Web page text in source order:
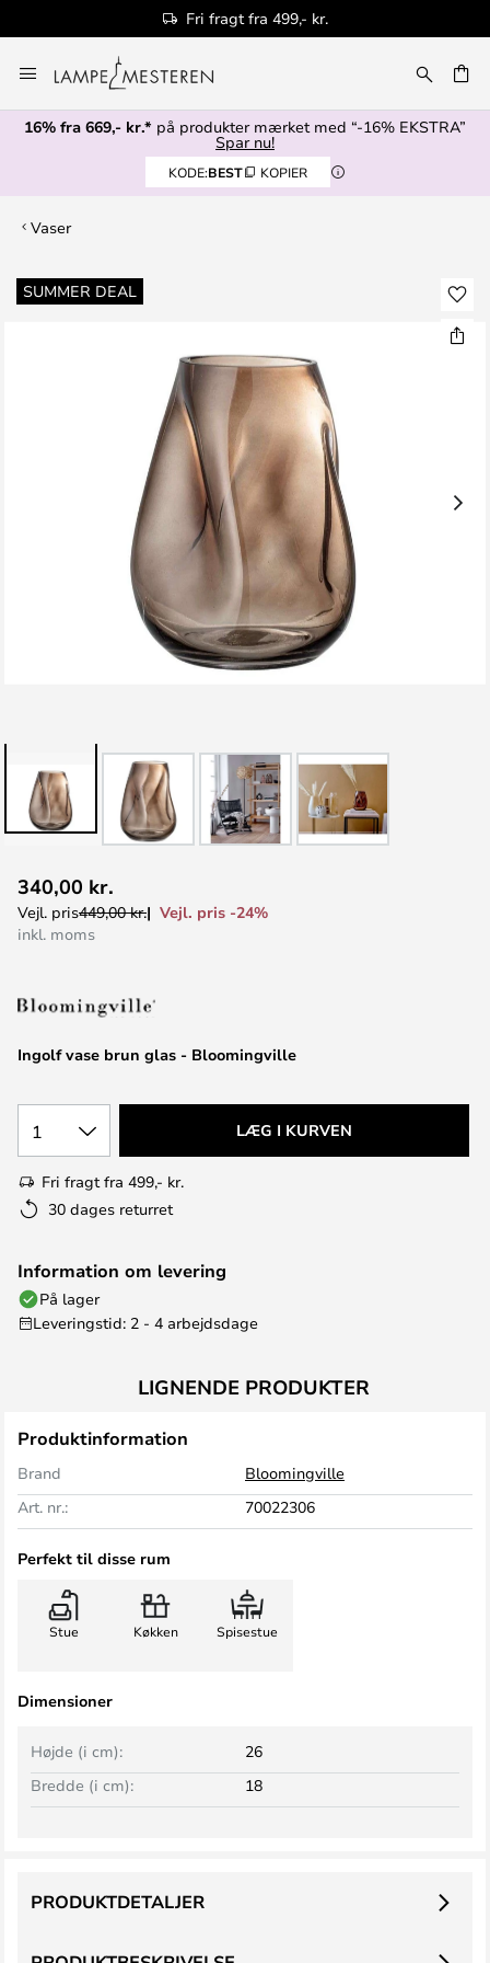
Fri fragt fra 499,- kr.
to
Content
16% fra 669,- kr.* på produkter mærket med “-16% EKSTRA”
Spar nu!
KODE:BEST KOPIER
Vaser
SUMMER DEAL
Gå
til
til
starten
Ingolf vase brun glas - Bloomingville
340,00 kr.
Vejl. pris449,00 kr.
Vejl. pris -24%
inkl. moms
1 LÆG I KURVEN
Fri fragt fra 499,- kr.
30 dages returret
Information om levering
På lager
Leveringstid: 2 - 4 arbejdsdage
LIGNENDE PRODUKTER
Produktinformation
Brand
Bloomingville
Art. nr.:
70022306
Perfekt til disse rum
Stue Køkken Spisestue
Dimensioner
Bredde (i cm): 18
Højde (i cm): 26
PRODUKTDETALJER